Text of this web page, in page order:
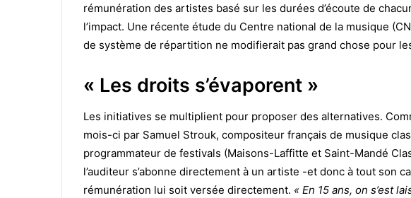
rémunération des artistes basé sur les durées d’écoute de
l’impact. Une récente étude du Centre national de la musique
de système de répartition ne modifierait pas grand chose pour
« Les droits s’évaporent »
Les initiatives se multiplient pour proposer des alternatives.
mois-ci par Samuel Strouk, compositeur français de musique
programmateur de festivals (Maisons-Laffitte et Saint-Mandé
l’auditeur s’abonne directement à un artiste -et donc à tout son
rémunération lui soit versée directement. « En 15 ans, on s’est